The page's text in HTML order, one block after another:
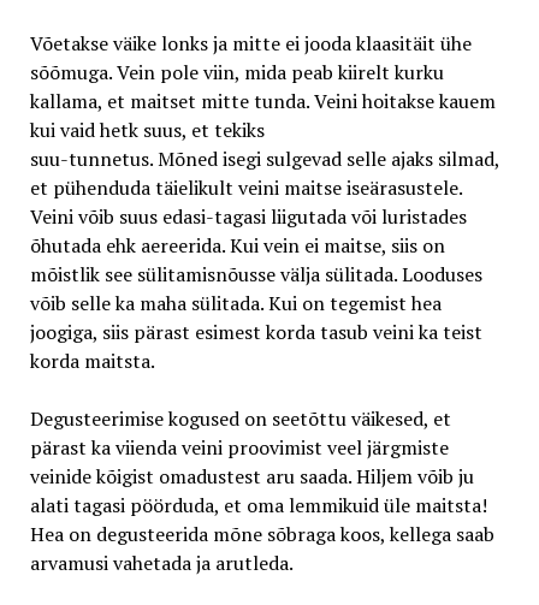
Võetakse väike lonks ja mitte ei jooda klaasitäit ühe
sõõmuga. Vein pole viin, mida peab kiirelt kurku
kallama, et maitset mitte tunda. Veini hoitakse kauem
kui vaid hetk suus, et tekiks
suu-tunnetus. Mõned isegi sulgevad selle ajaks silmad,
et pühenduda täielikult veini maitse iseärasustele.
Veini võib suus edasi-tagasi liigutada või luristades
õhutada ehk aereerida. Kui vein ei maitse, siis on
mõistlik see sülitamisnõusse välja sülitada. Looduses
võib selle ka maha sülitada. Kui on tegemist hea
joogiga, siis pärast esimest korda tasub veini ka teist
korda maitsta.
Degusteerimise kogused on seetõttu väikesed, et
pärast ka viienda veini proovimist veel järgmiste
veinide kõigist omadustest aru saada. Hiljem võib ju
alati tagasi pöörduda, et oma lemmikuid üle maitsta!
Hea on degusteerida mõne sõbraga koos, kellega saab
arvamusi vahetada ja arutleda.